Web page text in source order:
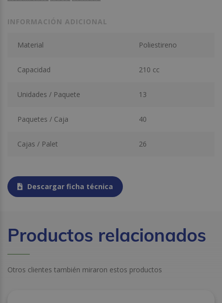
INFORMACIÓN ADICIONAL
Material Poliestireno
Capacidad 210 cc
Unidades / Paquete 13
Paquetes / Caja 40
Cajas / Palet 26
Descargar ficha técnica
Productos relacionados
Otros clientes también miraron estos productos